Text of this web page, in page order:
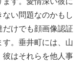
い問題なのかもし
けでも顔画像認証
。垂井町には、山
彼はそれらを他人事